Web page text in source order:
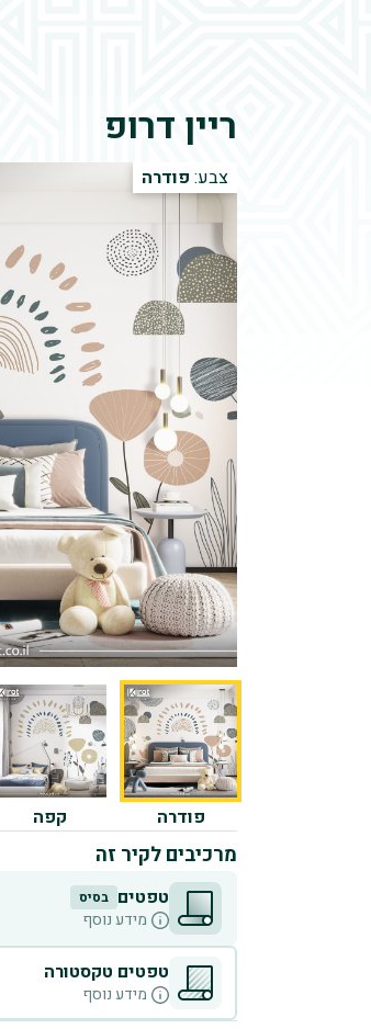
ריין דרופ
צבע: פודרה
פודרה קפה
מרכיבים לקיר זה
טפטים בסיס
מידע נוסף
טפטים טקסטורה
מידע נוסף